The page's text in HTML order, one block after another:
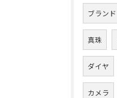
ブランド
真珠
ダイヤ
カメラ